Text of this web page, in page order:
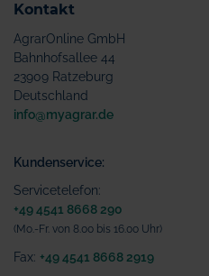
Kontakt
AgrarOnline GmbH
Bahnhofsallee 44
23909 Ratzeburg
Deutschland
info@myagrar.de
Kundenservice:
Servicetelefon:
+49 4541 8668 290
(Mo.-Fr. von 8.00 bis 16.00 Uhr)
Fax: +49 4541 8668 2919